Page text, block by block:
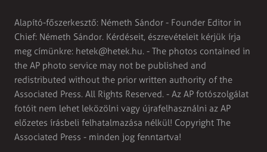
Alapító-főszerkesztő: Németh Sándor - Founder Editor in
Chief: Németh Sándor. Kérdéseit, észrevételeit kérjük írja
meg címünkre: hetek@hetek.hu. - The photos contained in
the AP photo service may not be published and
redistributed without the prior written authority of the
Associated Press. All Rights Reserved. - Az AP fotószolgálat
fotóit nem lehet leközölni vagy újrafelhasználni az AP
előzetes írásbeli felhatalmazása nélkül! Copyright The
Associated Press - minden jog fenntartva!